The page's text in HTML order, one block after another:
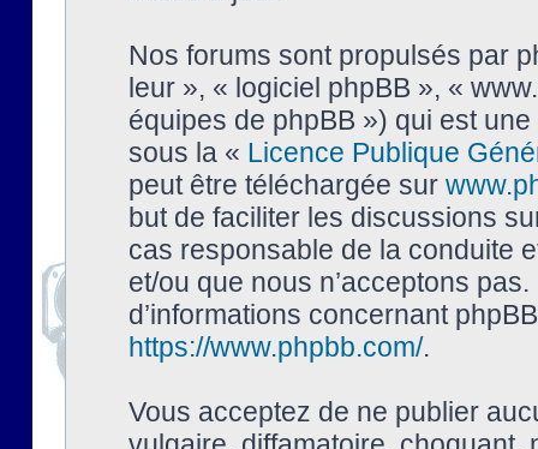
Nos forums sont propulsés par
leur », « logiciel phpBB », «
équipes de phpBB ») qui est
sous la « Licence Publique
peut être téléchargée sur
but de faciliter les discussions
cas responsable de la conduite
et/ou que nous n’acceptons
d’informations concernant
https://www.phpbb.com/.
Vous acceptez de ne publier